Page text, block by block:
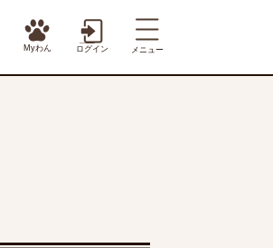
Myわん ログイン メニュー